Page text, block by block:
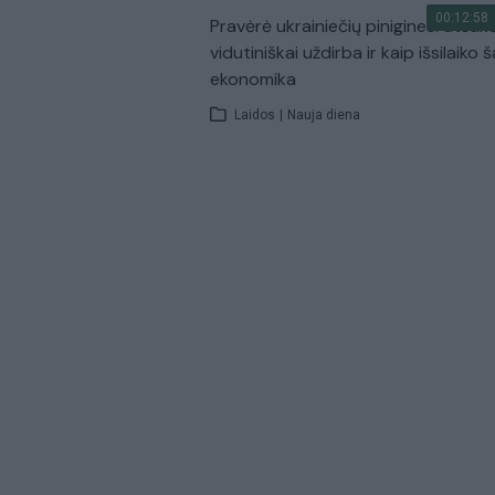
00:12:58
Pravėrė ukrainiečių pinigines:
vidutiniškai uždirba ir kaip išsilaiko
ekonomika
Laidos | Nauja diena